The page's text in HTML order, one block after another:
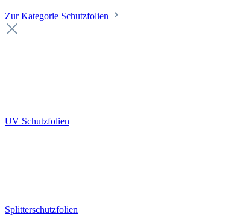
Zur Kategorie Schutzfolien
UV Schutzfolien
Splitterschutzfolien